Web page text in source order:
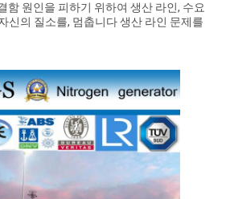
원인을 피하기 위하여 생산 라인, 수요
신의 질소를, 멈춥니다 생산 라인 문제를